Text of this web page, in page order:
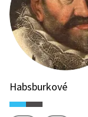
Habsburkové